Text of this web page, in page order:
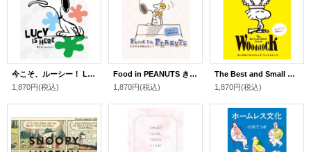
今こそ、ルーシー！ LUCY IS HERE
1,870円(税込)
Food in PEANUTS きみの大好物はなに?
1,870円(税込)
The Best and Small Friend Woodstock ちいさなベストフレンド ウッドストック
1,870円(税込)